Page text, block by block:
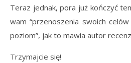
Teraz jednak, pora już kończyć
wam “przenoszenia swoich
poziom”, jak to mawia autor
Trzymajcie się!